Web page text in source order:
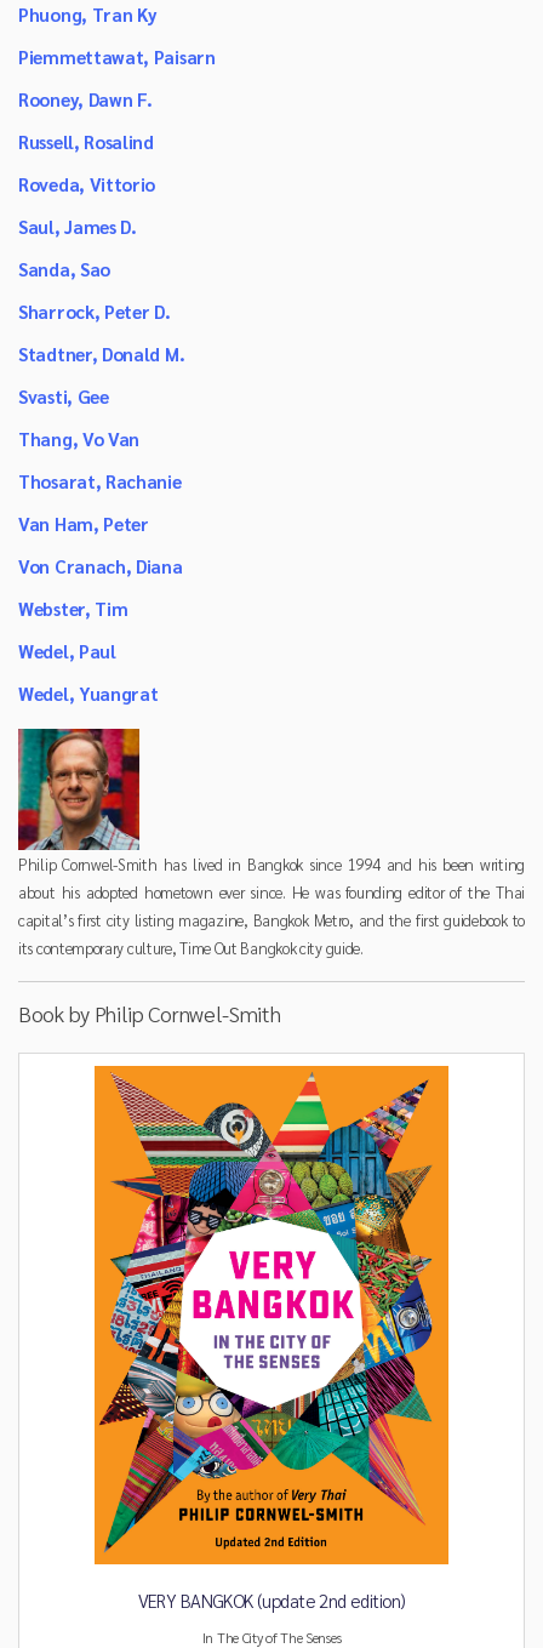
Phuong, Tran Ky
Piemmettawat, Paisarn
Rooney, Dawn F.
Russell, Rosalind
Roveda, Vittorio
Saul, James D.
Sanda, Sao
Sharrock, Peter D.
Stadtner, Donald M.
Svasti, Gee
Thang, Vo Van
Thosarat, Rachanie
Van Ham, Peter
Von Cranach, Diana
Webster, Tim
Wedel, Paul
Wedel, Yuangrat
Philip Cornwel-Smith has lived in Bangkok since 1994 and his been writing
about his adopted hometown ever since. He was founding editor of the Thai
capital’s first city listing magazine, Bangkok Metro, and the first guidebook to
its contemporary culture, Time Out Bangkok city guide.
Book by Philip Cornwel-Smith
VERY BANGKOK (update 2nd edition)
In The City of The Senses